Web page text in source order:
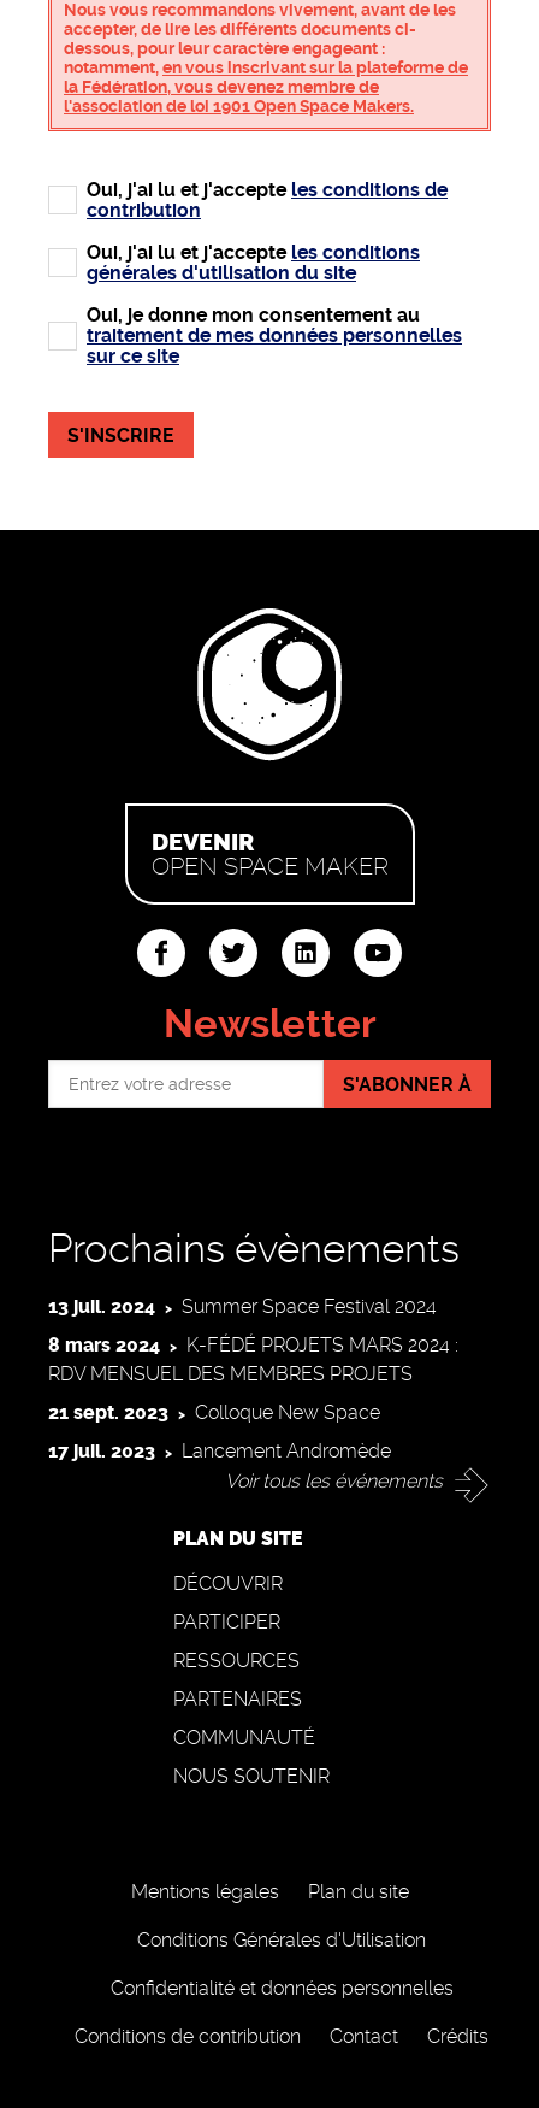
Nous vous recommandons vivement, avant de les
accepter, de lire les différents documents ci-
dessous, pour leur caractère engageant :
notamment,en vous inscrivant sur la plateforme de
la Fédération, vous devenez membre de
l'association de loi 1901 Open Space Makers.
Oui, j'ai lu et j'accepte les conditions de
contribution
Oui, j'ai lu et j'accepte les conditions
générales d'utilisation du site
Oui, je donne mon consentement au
traitement de mes données personnelles
sur ce site
S'INSCRIRE
Prochains évènements
13 juil. 2024
Summer Space Festival 2024
8 mars 2024
K-FÉDÉ PROJETS MARS 2024 :
RDV MENSUEL DES MEMBRES PROJETS
21 sept. 2023
Colloque New Space
17 juil. 2023
Lancement Andromède
Voir tous les événements
DEVENIR
OPEN SPACE MAKER
youtube
Newsletter
S'ABONNER À
PLAN DU SITE
DÉCOUVRIR
PARTICIPER
RESSOURCES
PARTENAIRES
COMMUNAUTÉ
NOUS SOUTENIR
Mentions légales Plan du site
Conditions Générales d'Utilisation
Confidentialité et données personnelles
Conditions de contribution Contact Crédits